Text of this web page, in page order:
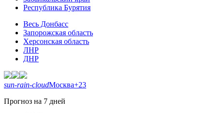
Республика Бурятия
Весь Донбасс
Запорожская область
Херсонская область
ЛНР
ДНР
sun-rain-cloudМосква+23
Прогноз на 7 дней